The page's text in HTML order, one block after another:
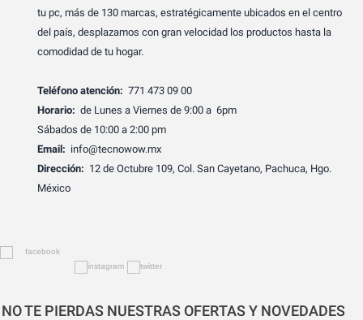
tu pc, más de 130 marcas, estratégicamente ubicados en el centro
del país, desplazamos con gran velocidad los productos hasta la
comodidad de tu hogar.
Teléfono atención: 771 473 09 00
Horario: de Lunes a Viernes de 9:00 a 6pm
Sábados de 10:00 a 2:00 pm
Email: info@tecnowow.mx
Dirección: 12 de Octubre 109, Col. San Cayetano, Pachuca, Hgo.
México
NO TE PIERDAS NUESTRAS OFERTAS Y NOVEDADES